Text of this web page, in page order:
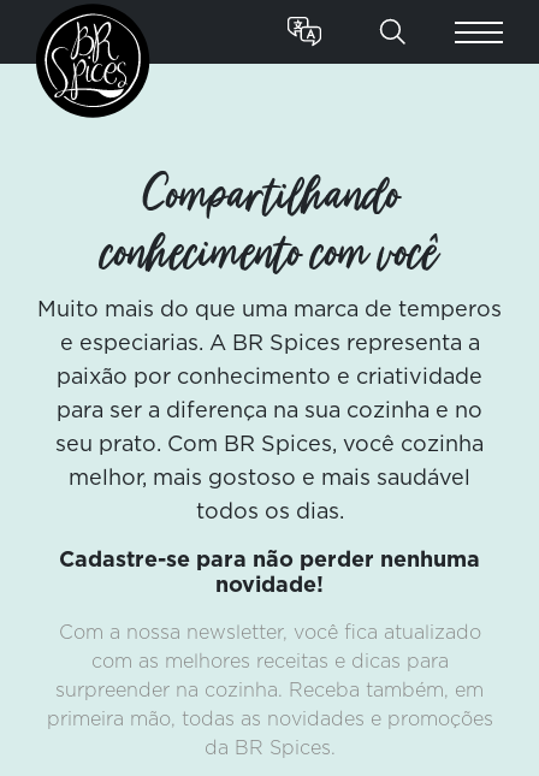
Compartilhando
conhecimento com você
Muito mais do que uma marca de temperos
e especiarias. A BR Spices representa a
paixão por conhecimento e criatividade
para ser a diferença na sua cozinha e no
seu prato. Com BR Spices, você cozinha
melhor, mais gostoso e mais saudável
todos os dias.
Cadastre-se para não perder nenhuma
novidade!
Com a nossa newsletter, você fica atualizado
com as melhores receitas e dicas para
surpreender na cozinha. Receba também, em
primeira mão, todas as novidades e promoções
da BR Spices.